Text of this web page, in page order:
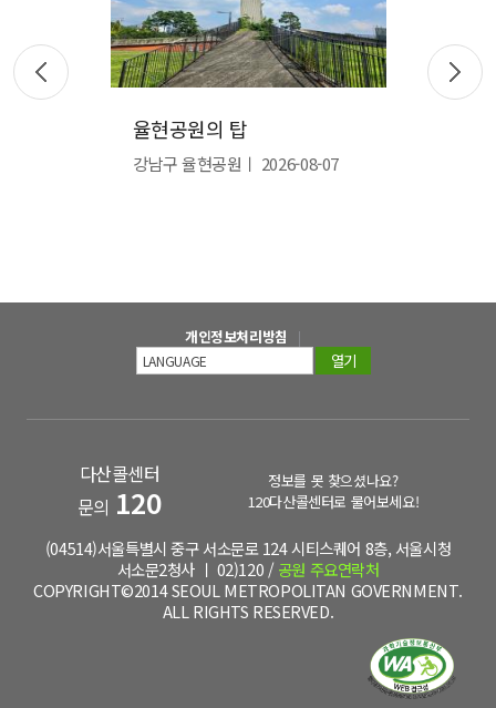
2026-08-07 강남구 율현공원
개인정보처리방침
열기
다산콜센터
문의 120
정보를 못 찾으셨나요?
120다산콜센터로 물어보세요!
(04514)서울특별시 중구 서소문로 124 시티스퀘어 8층, 서울시청
서소문2청사 ㅣ 02)120 /공원 주요연락처
COPYRIGHT©2014 SEOUL METROPOLITAN GOVERNMENT.
ALL RIGHTS RESERVED.